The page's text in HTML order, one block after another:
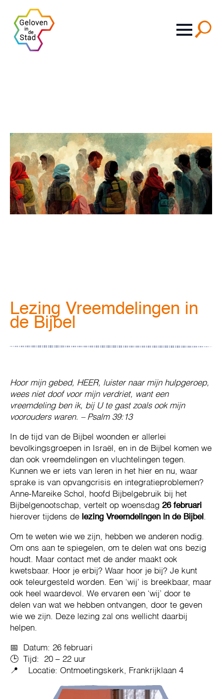
Lezing Vreemdelingen in
de Bijbel
Hoor mijn gebed, HEER, luister naar mijn hulpgeroep,
wees niet doof voor mijn verdriet, want een
vreemdeling ben ik, bij U te gast zoals ook mijn
voorouders waren. – Psalm 39:13
In de tijd van de Bijbel woonden er allerlei
bevolkingsgroepen in Israël, en in de Bijbel komen we
dan ook vreemdelingen en vluchtelingen tegen.
Kunnen we er iets van leren in het hier en nu, waar
sprake is van opvangcrisis en integratieproblemen?
Anne-Mareike Schol, hoofd Bijbelgebruik bij het
Bijbelgenootschap, vertelt op woensdag 26 februari
hierover tijdens de lezing Vreemdelingen in de Bijbel .
Om te weten wie we zijn, hebben we anderen nodig.
Om ons aan te spiegelen, om te delen wat ons bezig
houdt. Maar contact met de ander maakt ook
kwetsbaar. Hoor je erbij? Waar hoor je bij? Je kunt
ook teleurgesteld worden. Een ‘wij’ is breekbaar, maar
ook heel waardevol. We ervaren een ‘wij’ door te
delen van wat we hebben ontvangen, door te geven
wie we zijn. Deze lezing zal ons wellicht daarbij
helpen.
📅 Datum: 26 februari
🕒 Tijd: 20 – 22 uur
📍 Locatie: Ontmoetingskerk, Frankrijklaan 4